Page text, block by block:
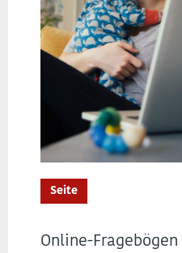
Seite
Online-Fragebögen